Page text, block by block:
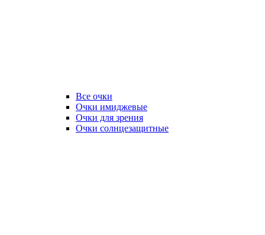
Все очки
Очки имиджевые
Очки для зрения
Очки солнцезащитные